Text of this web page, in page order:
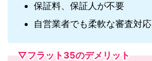
保証料、保証人が不要
自営業者でも柔軟な審査対応
▽フラット35のデメリット